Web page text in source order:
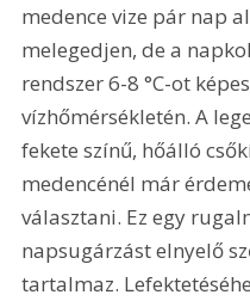
medence vize pár nap
melegedjen, de a
rendszer 6-8 °C-ot
vízhőmérsékletén. A
fekete színű, hőálló
medencénél már
választani. Ez egy
napsugárzást elnyelő
tartalmaz.